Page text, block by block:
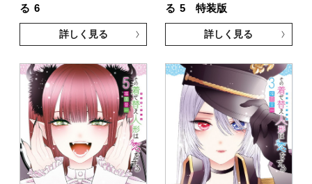
る 6
詳しく見る
る 5 特装版
詳しく見る